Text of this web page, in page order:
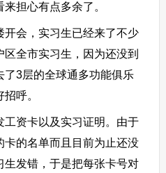
担心有点多余了。
会，实习生已经来了不少
全市实习生，因为还没到
3层的全球通多功能俱乐
呼。
资卡以及实习证明。由于
的名单而且目前为止还没
发错，于是把每张卡号对